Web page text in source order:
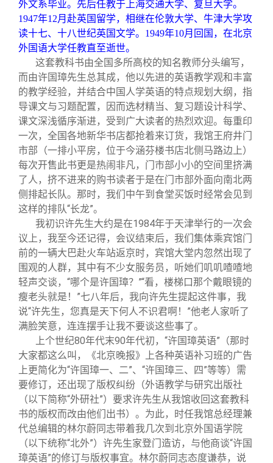
外文系毕业。先后任教于上海交通大学、复旦大学。
1947年12月赴英国留学，相继在伦敦大学、牛津大学攻
读十七、十八世纪英国文学。1949年10月回国，在北京
外国语大学任教直至逝世。
这套教科书由全国多所高校的知名教师分头编写，
而由许国璋先生总其成，他以先进的英语教学观和丰富
的教学经验，并结合中国人学英语的特点规划大纲，指
导课文与习题配置，因而选材精当、复习题设计科学、
课文深浅循序渐进，受到广大读者的热烈欢迎。每重印
一次，全国各地新华书店都抢着来订货，我馆王府井门
市部（一排小平房，位于今涵芬楼书店北侧马路边上）
每次开售此书更是热闹非凡，门市部小小的空间里挤满
了人，挤不进来的购书读者于是在门市部外面向南北两
侧排起长队。那时，我们中午到食堂买饭时经常会见到
这样的排队“长龙”。
我初识许先生大约是在1984年于天津举行的一次会
议上，我至今还记得，会议结束后，我们集体乘宾馆门
前的一辆大巴赴火车站返京时，宾馆大堂内忽然出现了
围观的人群，其中有不少女服务员，听她们叽叽喳喳地
轻声交谈，“哪个是许国璋？”“看，楼梯口那个戴眼镜的
瘦老头就是！”七八年后，我向许先生提起这件事，我
说“许先生，您真是天下何人不识君啊！”他老人家听了
满脸笑意，连连摆手让我不要谈这些事了。
上个世纪80年代末90年代初，“许国璋英语”（那时
大家都这么叫，《北京晚报》上各种英语补习班的广告
上更简化为“许国璋一、二”、“许国璋三、四”等等）需
要修订，还出现了版权纠纷（外语教学与研究出版社
（以下简称“外研社”）要求许先生从我馆收回这套教科
书的版权而改由他们出书）。为此，时任我馆总经理兼
代总编辑的林尔蔚同志带着我几次到北京外国语学院
（以下统称“北外”）许先生家登门造访，与他商谈“许国
璋英语”的修订与版权事宜。林尔蔚同志态度谦恭，说